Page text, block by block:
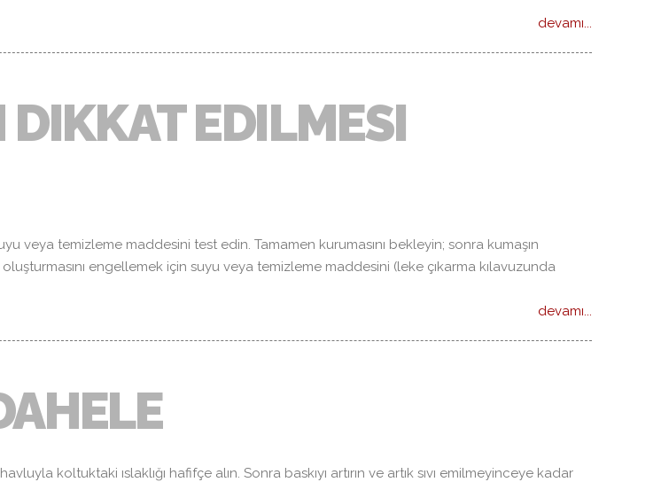
devamı...
EDILMESI
veya temizleme maddesini test edin. Tamamen kurumasını bekleyin; sonra kumaşın
engellemek için suyu veya temizleme maddesini (leke çıkarma kılavuzunda
devamı...
koltuktaki ıslaklığı hafifçe alın. Sonra baskıyı artırın ve artık sıvı emilmeyinceye kadar